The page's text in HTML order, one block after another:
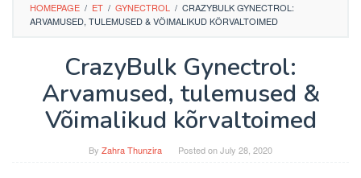
HOMEPAGE / ET / GYNECTROL / CRAZYBULK GYNECTROL:
ARVAMUSED, TULEMUSED & VÕIMALIKUD KÕRVALTOIMED
CrazyBulk Gynectrol:
Arvamused, tulemused &
Võimalikud kõrvaltoimed
By Zahra Thunzira Posted onJuly 28, 2020